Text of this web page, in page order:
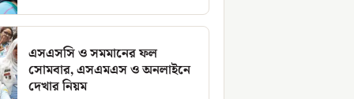
এসএসসি ও সমমানের ফল
সোমবার, এসএমএস ও অনলাইনে
দেখার নিয়ম